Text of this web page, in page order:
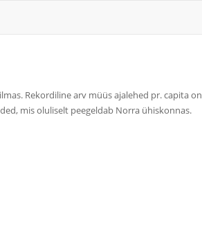
Rekordiline arv müüs ajalehed pr. capita on
mis oluliselt peegeldab Norra ühiskonnas.